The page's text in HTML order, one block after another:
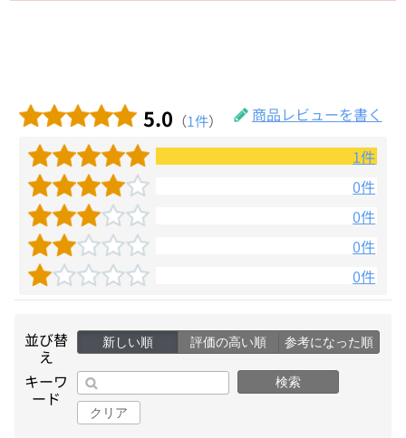
5.0 （1件）
商品レビューを書く
1件
0件
0件
0件
0件
並び替
え
新しい順 評価の高い順 参考になった順
キーワ
ード
検索
クリア